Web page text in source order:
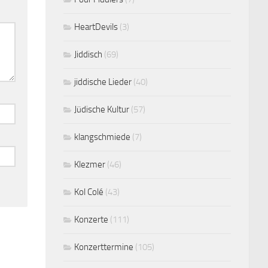
HeartDevils (3)
Jiddisch (69)
jiddische Lieder (40)
Jüdische Kultur (57)
klangschmiede (7)
Klezmer (46)
Kol Colé (43)
Konzerte (111)
Konzerttermine (105)